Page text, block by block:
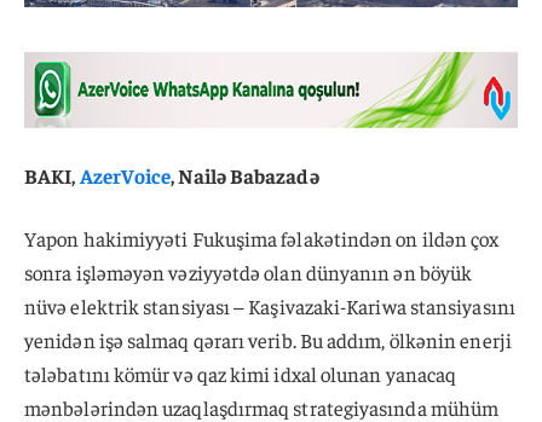
BAKI,AzerVoice, Nailə Babazadə
Yapon hakimiyyəti Fukuşima fəlakətindən on ildən çox
sonra işləməyən vəziyyətdə olan dünyanın ən böyük
nüvə elektrik stansiyası – Kaşivazaki-Kariwa stansiyasını
yenidən işə salmaq qərarı verib. Bu addım, ölkənin enerji
tələbatını kömür və qaz kimi idxal olunan yanacaq
mənbələrindən uzaqlaşdırmaq strategiyasında mühüm